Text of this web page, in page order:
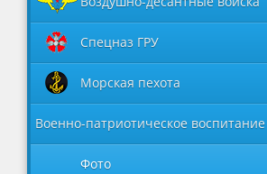
Спецназ ГРУ
Морская пехота
Военно-патриотическое воспитание
Фото